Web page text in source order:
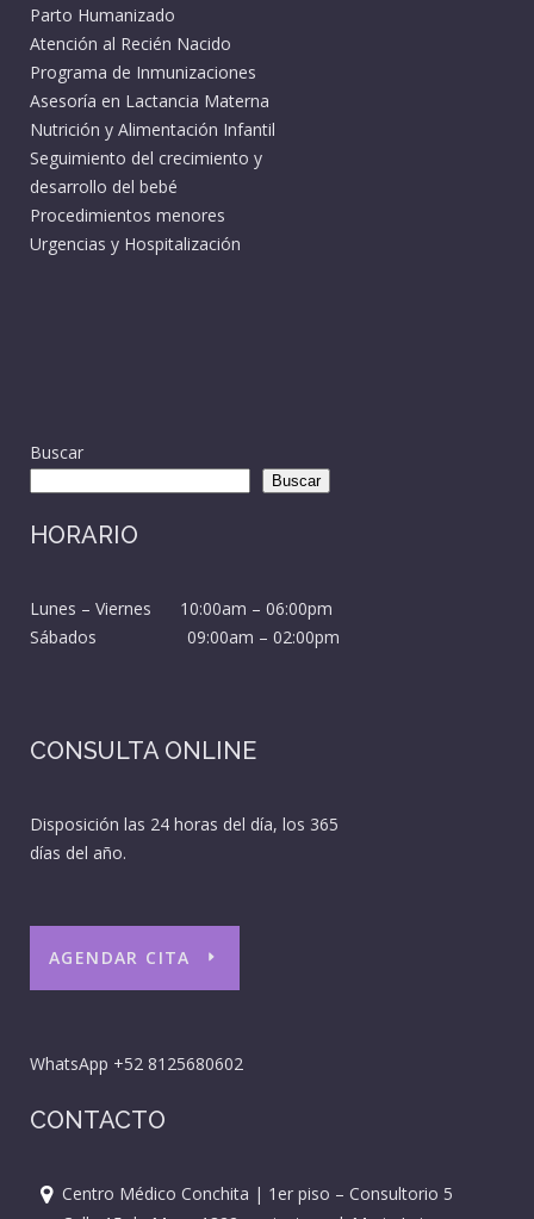
Parto Humanizado
Atención al Recién Nacido
Programa de Inmunizaciones
Asesoría en Lactancia Materna
Nutrición y Alimentación Infantil
Seguimiento del crecimiento y
desarrollo del bebé
Procedimientos menores
Urgencias y Hospitalización
Buscar
Buscar
HORARIO
Lunes – Viernes 10:00am – 06:00pm
Sábados 09:00am – 02:00pm
CONSULTA ONLINE
Disposición las 24 horas del día, los 365
días del año.
AGENDAR CITA
WhatsApp +52 8125680602
CONTACTO
Centro Médico Conchita | 1er piso – Consultorio 5